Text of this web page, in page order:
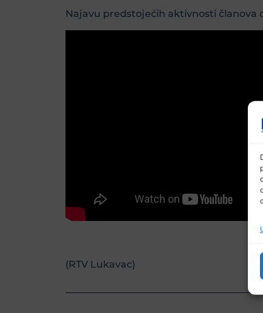
Najavu predstojećih aktivnosti
(RTV Lukavac)